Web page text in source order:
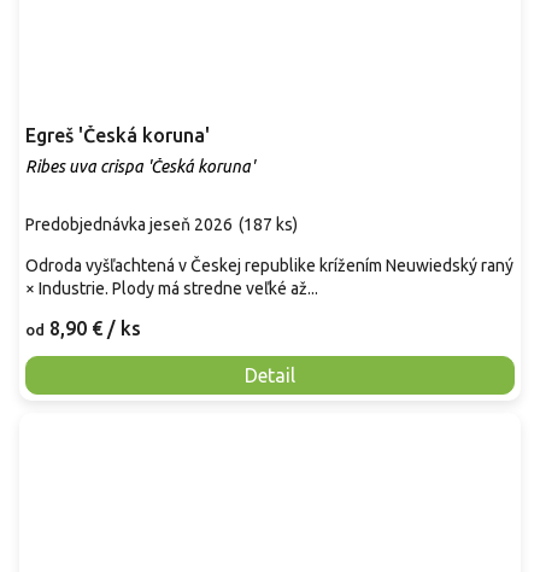
Egreš 'Česká koruna'
Ribes uva crispa 'Česká koruna'
Predobjednávka jeseň 2026 (187 ks)
od 8,90 € / ks
Detail
Odroda vyšľachtená v Českej republike krížením Neuwiedský raný
× Industrie. Plody má stredne veľké až...